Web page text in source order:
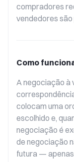
compradores
vendedores
Como
A negociação à
colocam uma
escolhido e,
negociação é
de negociação
futura —